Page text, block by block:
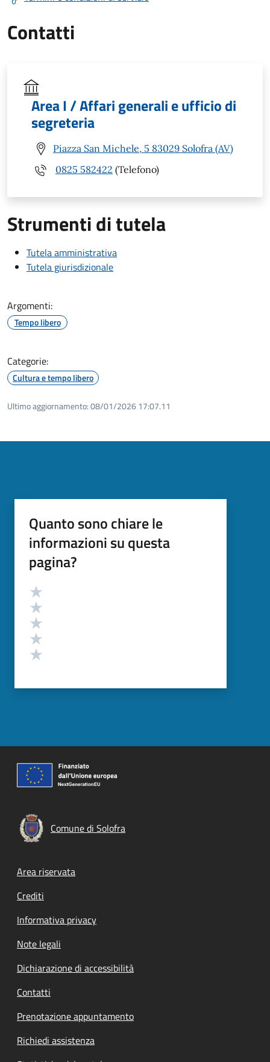
Contatti
Area I / Affari generali e ufficio di
segreteria
Piazza San Michele, 5 83029 Solofra (AV)
0825 582422 (Telefono)
Strumenti di tutela
Tutela amministrativa
Tutela giurisdizionale
Argomenti:
Tempo libero
Categorie:
Cultura e tempo libero
Ultimo aggiornamento:08/01/2026 17:07.11
Quanto sono chiare le
informazioni su questa
pagina?
Valutazione
Comune di Solofra
Footer menu
Area riservata
Crediti
Informativa privacy
Note legali
Dichiarazione di accessibilità
Contatti
Prenotazione appuntamento
Richiedi assistenza